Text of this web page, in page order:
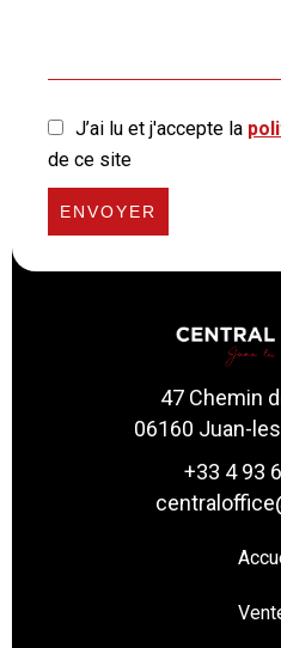
J’ai lu et j'accepte la
de ce site
ENVOYER
47 Chemin
06160 Juan-
+33 4 93